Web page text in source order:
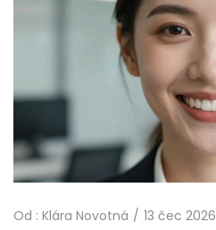
Od : Klára Novotná 13 čec 2026